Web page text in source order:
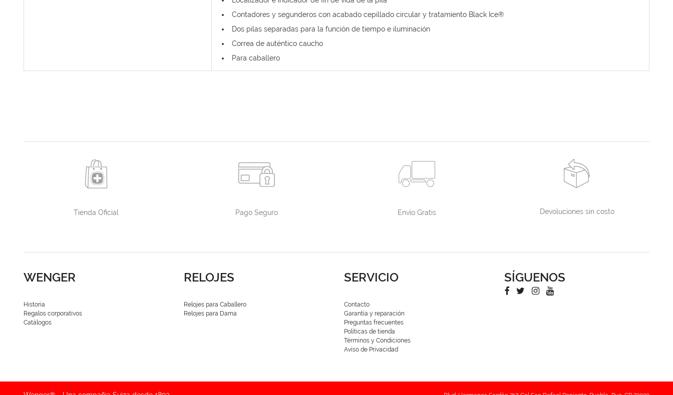
Contadores y segunderos con acabado cepillado circular y tratamiento Black Ice®
Dos pilas separadas para la función de tiempo e iluminación
Correa de auténtico caucho
Para caballero
Tienda Oficial Pago Seguro Envío Gratis Devoluciones sin costo
WENGER
Historia
Regalos corporativos
Catálogos
RELOJES
Relojes para Caballero
Relojes para Dama
SERVICIO
Contacto
Garantía y reparación
Preguntas frecuentes
Políticas de tienda
Términos y Condiciones
Aviso de Privacidad
SÍGUENOS